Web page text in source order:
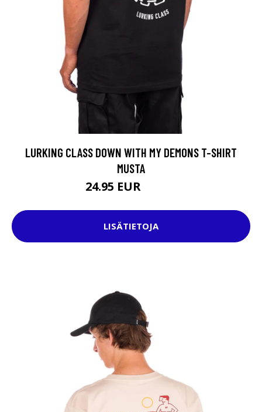
LURKING CLASS DOWN WITH MY DEMONS T-SHIRT
MUSTA
24.95 EUR
LISÄTIETOJA